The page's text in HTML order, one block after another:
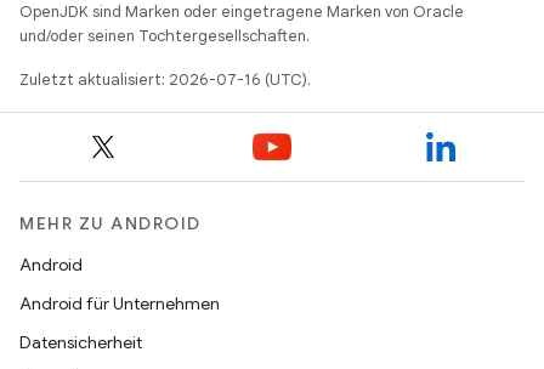
OpenJDK sind Marken oder eingetragene Marken von Oracle
und/oder seinen Tochtergesellschaften.
Zuletzt aktualisiert: 2026-07-16 (UTC).
MEHR ZU ANDROID
Android
Android für Unternehmen
Datensicherheit